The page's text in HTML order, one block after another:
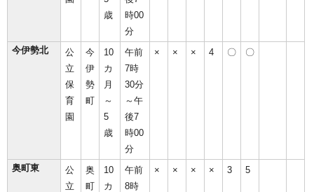
歳
時00
分
今伊勢北
公
立
保
育
園
今
伊
勢
町
10
カ
月
～
5
歳
午前
7時
30分
～午
後7
時00
分
× × × 4 〇 〇
奥町東
公
立
奥
町
10
カ
午前
8時
× × × × 3 5